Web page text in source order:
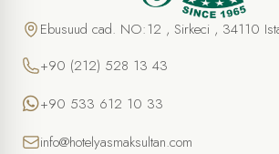
Ebusuud cad. NO:12 , Sirkeci , 34110
+90 (212) 528 13 43
+90 533 612 10 33
info@hotelyasmaksultan.com